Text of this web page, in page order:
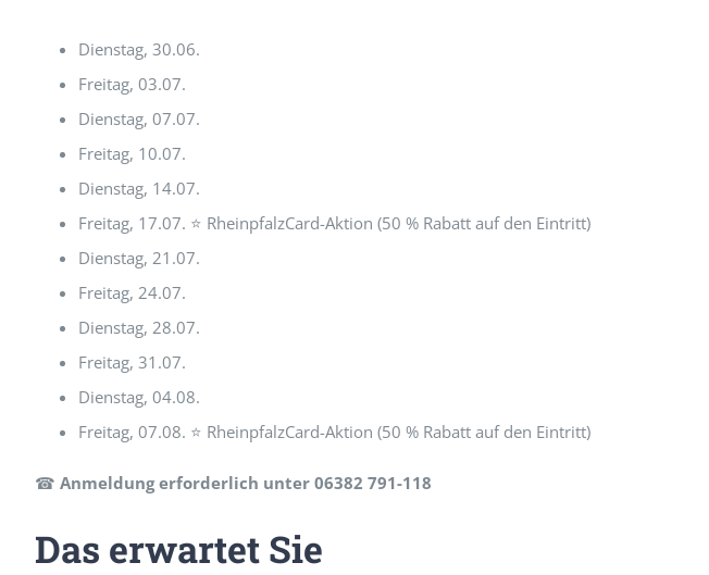
Dienstag, 30.06.
Freitag, 03.07.
Dienstag, 07.07.
Freitag, 10.07.
Dienstag, 14.07.
Freitag, 17.07. ⭐ RheinpfalzCard-Aktion (50 % Rabatt auf den Eintritt)
Dienstag, 21.07.
Freitag, 24.07.
Dienstag, 28.07.
Freitag, 31.07.
Dienstag, 04.08.
Freitag, 07.08. ⭐ RheinpfalzCard-Aktion (50 % Rabatt auf den Eintritt)
☎ Anmeldung erforderlich unter 06382 791-118
Das erwartet Sie